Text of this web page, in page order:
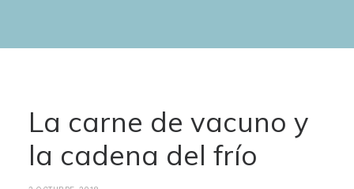
La carne de vacuno y
la cadena del frío